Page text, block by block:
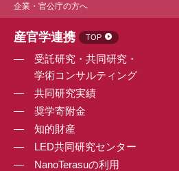
企業・官公庁の方へ
産官学連携 TOP
受託研究・共同研究・
学術コンサルティング
共同研究実績
奨学寄附金
知的財産
LED共同研究センター
NanoTerasuの利用